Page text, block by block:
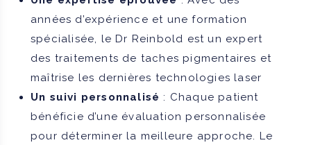
années d’expérience et une formation
spécialisée, le Dr Reinbold est un expert
des traitements de taches pigmentaires et
maîtrise les dernières technologies laser
Un suivi personnalisé : Chaque patient
bénéficie d’une évaluation personnalisée
pour déterminer la meilleure approche. Le